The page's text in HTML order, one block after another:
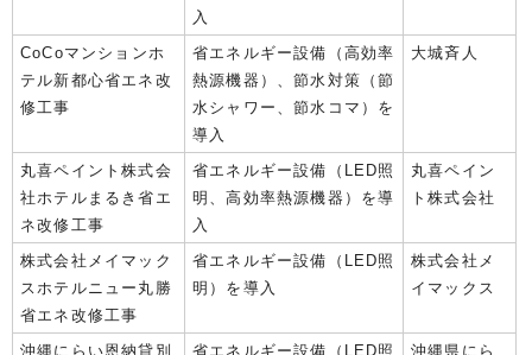
入
CoCoマンションホ
テル新都心省エネ改
修工事
省エネルギー設備（高効率
熱源機器）、節水対策（節
水シャワー、節水コマ）を
導入
大城斉人
丸喜ペイント株式会
社ホテルまるき省エ
ネ改修工事
省エネルギー設備（LED照
明、高効率熱源機器）を導
入
丸喜ペイン
ト株式会社
株式会社メイマック
スホテルニュー丸勝
省エネ改修工事
省エネルギー設備（LED照
明）を導入
株式会社メ
イマックス
沖縄にらい恩納貸別
省エネルギー設備（LED照
沖縄県にら